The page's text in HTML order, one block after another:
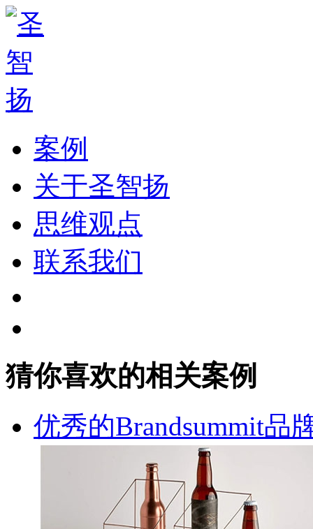
案例
关于圣智扬
思维观点
联系我们
猜你喜欢的相关案例
优秀的Brandsummit品